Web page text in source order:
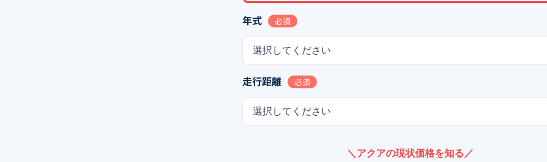
年式 必須
選択してください
走行距離 必須
選択してください
＼アクアの現状価格を知る／